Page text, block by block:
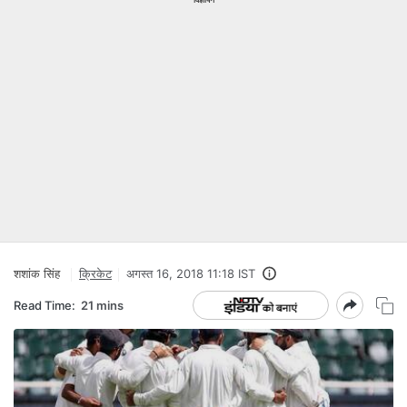
शशांक सिंह क्रिकेट अगस्त 16, 2018 11:18 IST
Read Time: 21 mins